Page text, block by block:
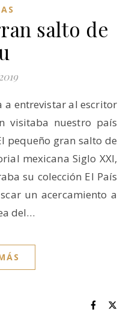
salto de
visitaba nuestro país
pequeño gran salto de
mexicana Siglo XXI,
su colección El País
un acercamiento a
del…